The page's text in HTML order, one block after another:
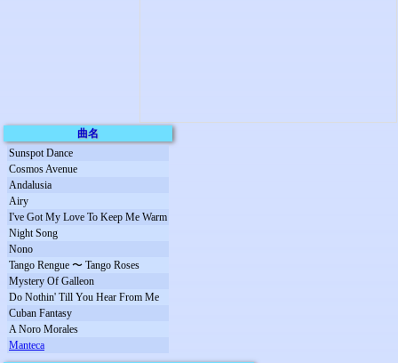
曲名
Sunspot Dance
Cosmos Avenue
Andalusia
Airy
I've Got My Love To Keep Me Warm
Night Song
Nono
Tango Rengue 〜 Tango Roses
Mystery Of Galleon
Do Nothin' Till You Hear From Me
Cuban Fantasy
A Noro Morales
Manteca